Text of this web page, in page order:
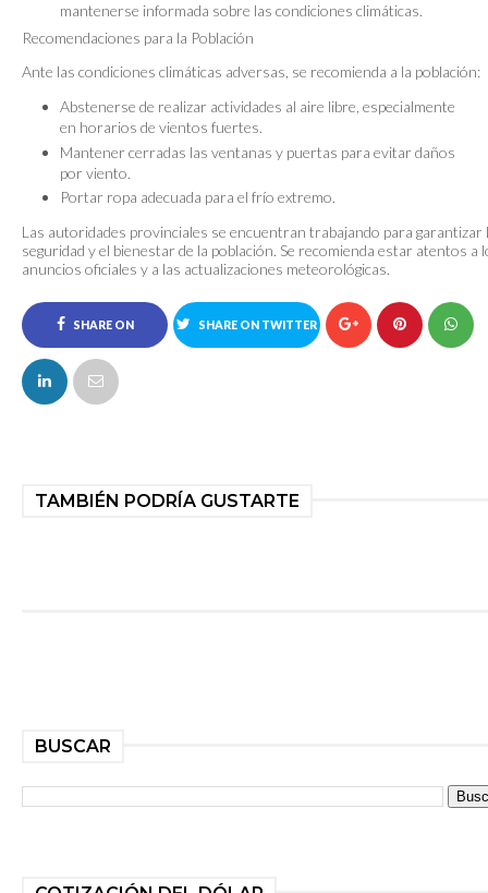
mantenerse informada sobre las condiciones climáticas.
Recomendaciones para la Población
Ante las condiciones climáticas adversas, se recomienda a la población:
Abstenerse de realizar actividades al aire libre, especialmente
en horarios de vientos fuertes.
Mantener cerradas las ventanas y puertas para evitar daños
por viento.
Portar ropa adecuada para el frío extremo.
Las autoridades provinciales se encuentran trabajando para garantizar
seguridad y el bienestar de la población. Se recomienda estar atentos a
anuncios oficiales y a las actualizaciones meteorológicas.
SHARE ON
FACEBOOK
SHARE ON TWITTER
TAMBIÉN PODRÍA GUSTARTE
BUSCAR